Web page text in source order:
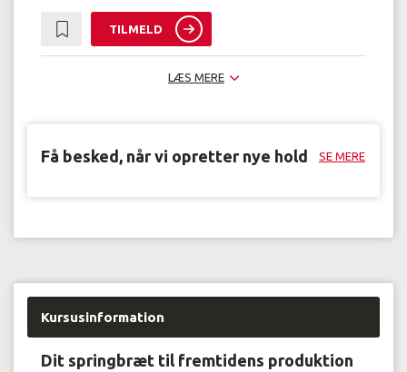
TILMELD
LÆS MERE
Få besked, når vi opretter nye hold SE MERE
Kursusinformation
Dit springbræt til fremtidens produktion